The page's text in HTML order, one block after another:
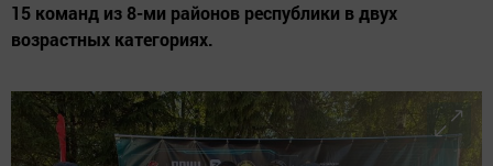
15 команд из 8-ми районов республики в двух
возрастных категориях.